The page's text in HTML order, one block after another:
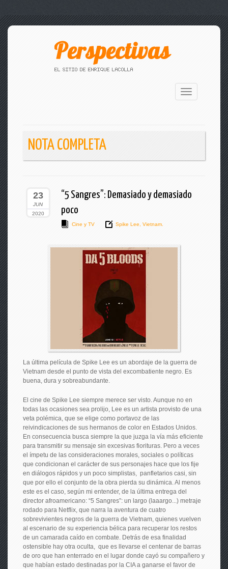
Toggle
navigation
NOTA COMPLETA
23
JUN
2020
“5 Sangres”: Demasiado y demasiado
poco
Cine y TV Spike Lee Vietnam.
La última película de Spike Lee es un abordaje de la guerra de
Vietnam desde el punto de vista del excombatiente negro. Es
buena, dura y sobreabundante.
El cine de Spike Lee siempre merece ser visto. Aunque no en
todas las ocasiones sea prolijo, Lee es un artista provisto de una
veta polémica, que se elige como portavoz de las
reivindicaciones de sus hermanos de color en Estados Unidos.
En consecuencia busca siempre la que juzga la vía más eficiente
para transmitir su mensaje sin excesivas fiorituras. Pero a veces
el ímpetu de las consideraciones morales, sociales o políticas
que condicionan el carácter de sus personajes hace que los fije
en diálogos rápidos y un poco simplistas, panfletarios casi, sin
que por ello el conjunto de la obra pierda su dinámica. Al menos
este es el caso, según mi entender, de la última entrega del
director afroamericano: “5 Sangres”: un largo (laaargo...) metraje
rodado para Netflix, que narra la aventura de cuatro
sobrevivientes negros de la guerra de Vietnam, quienes vuelven
al escenario de su experiencia bélica para recuperar los restos
de un camarada caído en combate. Detrás de esa finalidad
ostensible hay otra oculta, que es llevarse el centenar de barras
de oro que han enterrado en el lugar donde cayó su compañero y
que habían estado destinadas por la CIA a ganarse el favor de